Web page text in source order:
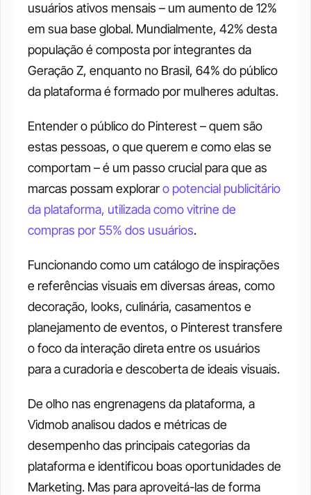
usuários ativos mensais – um aumento de 12%
em sua base global. Mundialmente, 42% desta
população é composta por integrantes da
Geração Z, enquanto no Brasil, 64% do público
da plataforma é formado por mulheres adultas.
Entender o público do Pinterest – quem são
estas pessoas, o que querem e como elas se
comportam – é um passo crucial para que as
marcas possam explorar o potencial publicitário
da plataforma, utilizada como vitrine de
compras por 55% dos usuários.
Funcionando como um catálogo de inspirações
e referências visuais em diversas áreas, como
decoração, looks, culinária, casamentos e
planejamento de eventos, o Pinterest transfere
o foco da interação direta entre os usuários
para a curadoria e descoberta de ideais visuais.
De olho nas engrenagens da plataforma, a
Vidmob analisou dados e métricas de
desempenho das principais categorias da
plataforma e identificou boas oportunidades de
Marketing. Mas para aproveitá-las de forma